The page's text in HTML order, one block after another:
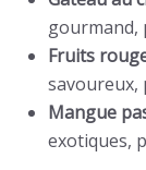
gourmand,
Fruits
savoureux,
Mangue
exotiques,